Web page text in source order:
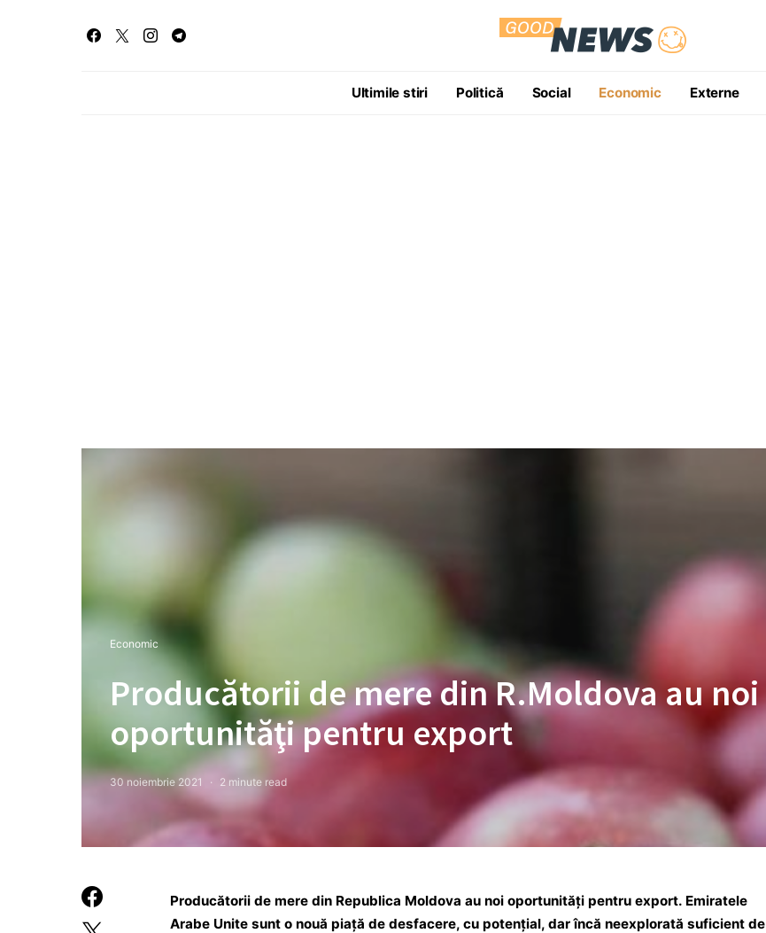
Ultimile stiri Politică Social Economic Externe
Economic
Producătorii de mere din R.Moldova au noi
oportunităţi pentru export
30 noiembrie 2021 2 minute read
Producătorii de mere din Republica Moldova au noi oportunităţi pentru export. Emiratele
Arabe Unite sunt o nouă piaţă de desfacere, cu potenţial, dar încă neexplorată suficient de